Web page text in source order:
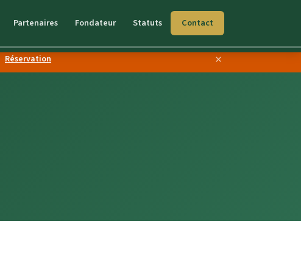
Partenaires Fondateur Statuts Contact
Réservation ×